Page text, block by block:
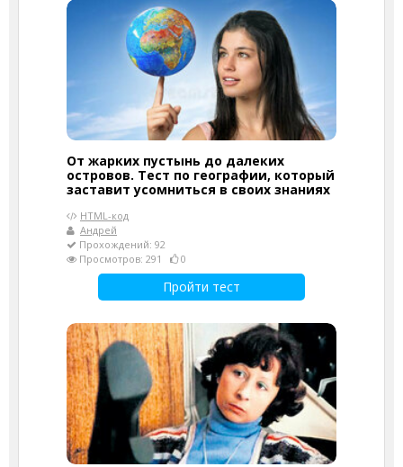
От жарких пустынь до далеких
островов. Тест по географии, который
заставит усомниться в своих знаниях
HTML-код
Андрей
Прохождений: 92
Просмотров: 291
0
Пройти тест